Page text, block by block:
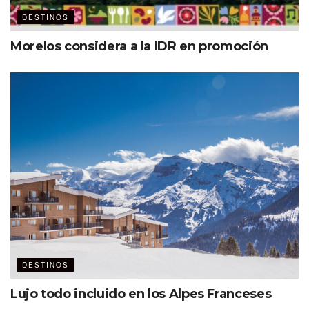
Mexicali que cuenta con un centro
de convenciones más pequeño y
hoteles que pueden albergar
reuniones, con un mercado distinto,
aeroespacial y la maquiladora.
También contamos con escenarios
espectaculares para bodas en Valle
de Guadalupe y Rosarito”.
DESTINOS
Morelos considera a la IDR en promoción
DESTINOS
Lujo todo incluido en los Alpes Franceses